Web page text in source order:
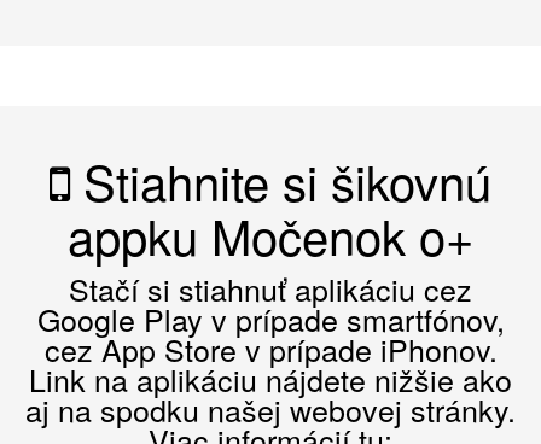
Stiahnite si šikovnú
appku Močenok o+
Stačí si stiahnuť aplikáciu cez
Google Play v prípade smartfónov,
cez App Store v prípade iPhonov.
Link na aplikáciu nájdete nižšie ako
aj na spodku našej webovej stránky.